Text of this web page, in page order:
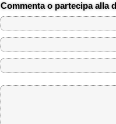
Commenta o partecipa alla